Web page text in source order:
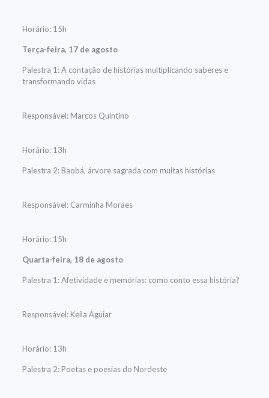
Horário: 15h
Terça-feira, 17 de agosto
Palestra 1: A contação de histórias multiplicando saberes e
transformando vidas
Responsável: Marcos Quintino
Horário: 13h
Palestra 2: Baobá, árvore sagrada com muitas histórias
Responsável: Carminha Moraes
Horário: 15h
Quarta-feira, 18 de agosto
Palestra 1: Afetividade e memórias: como conto essa história?
Responsável: Keila Aguiar
Horário: 13h
Palestra 2: Poetas e poesias do Nordeste